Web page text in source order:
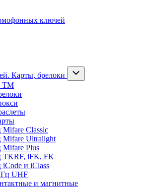
ключей
Карты, брелоки
ТМ
Classic
Ultralight
Plus
TKRF, iFK, FK
и iClass
UHF
и магнитные